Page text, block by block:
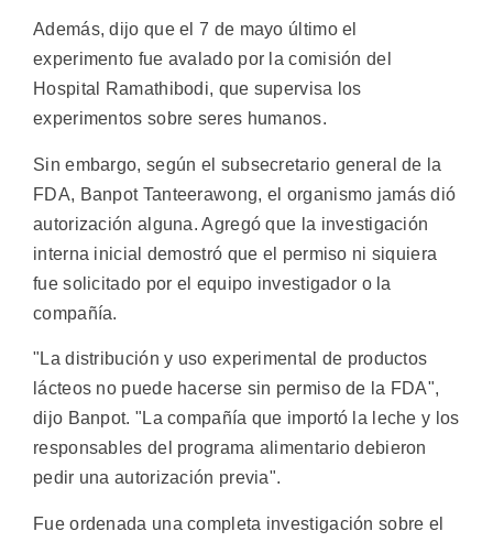
Además, dijo que el 7 de mayo último el
experimento fue avalado por la comisión del
Hospital Ramathibodi, que supervisa los
experimentos sobre seres humanos.
Sin embargo, según el subsecretario general de la
FDA, Banpot Tanteerawong, el organismo jamás dió
autorización alguna. Agregó que la investigación
interna inicial demostró que el permiso ni siquiera
fue solicitado por el equipo investigador o la
compañía.
"La distribución y uso experimental de productos
lácteos no puede hacerse sin permiso de la FDA",
dijo Banpot. "La compañía que importó la leche y los
responsables del programa alimentario debieron
pedir una autorización previa".
Fue ordenada una completa investigación sobre el